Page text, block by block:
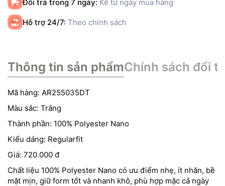
Đổi trả trong 7 ngày: Kể từ ngày mua hàng
Hỗ trợ 24/7: Theo chính sách
Thông tin sản phẩmChính sách đổi
Mã hàng: AR255035DT
Màu sắc: Trắng
Thành phần: 100% Polyester Nano
Kiểu dáng: Regularfit
Giá: 720.000 đ
Chất liệu 100% Polyester Nano có ưu điểm nhẹ, ít nhăn, bề
mặt mịn, giữ form tốt và nhanh khô, phù hợp mặc cả ngày